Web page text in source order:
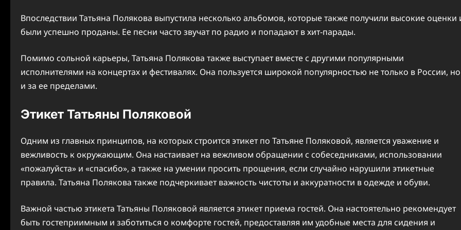
Впоследствии Татьяна Полякова выпустила несколько альбомов, которые также получили высокие оценки
были успешно проданы. Ее песни часто звучат по радио и попадают в хит-парады.
Помимо сольной карьеры, Татьяна Полякова также выступает вместе с другими популярными
исполнителями на концертах и фестивалях. Она пользуется широкой популярностью не только в России, но
и за ее пределами.
Этикет Татьяны Поляковой
Одним из главных принципов, на которых строится этикет по Татьяне Поляковой, является уважение и
вежливость к окружающим. Она настаивает на вежливом обращении с собеседниками, использовании
«пожалуйста» и «спасибо», а также на умении просить прощения, если случайно нарушили этикетные
правила. Татьяна Полякова также подчеркивает важность чистоты и аккуратности в одежде и обуви.
Важной частью этикета Татьяны Поляковой является этикет приема гостей. Она настоятельно рекомендует
быть гостеприимным и заботиться о комфорте гостей, предоставляя им удобные места для сидения и